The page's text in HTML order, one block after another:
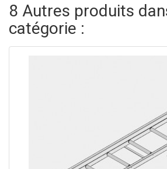
8 Autres produits
catégorie :